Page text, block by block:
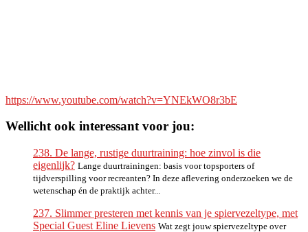
https://www.youtube.com/watch?v=YNEkWO8r3bE
Wellicht ook interessant voor jou:
238. De lange, rustige duurtraining: hoe zinvol is die
eigenlijk? Lange duurtrainingen: basis voor topsporters of
tijdverspilling voor recreanten? In deze aflevering onderzoeken we de
wetenschap én de praktijk achter...
237. Slimmer presteren met kennis van je spiervezeltype, met
Special Guest Eline Lievens Wat zegt jouw spiervezeltype over